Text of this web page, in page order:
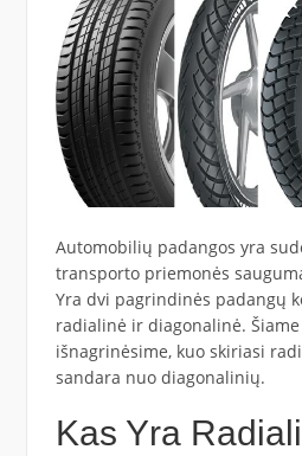
Automobilių padangos yra
transporto priemonės
Yra dvi pagrindinės padangų
radialinė ir diagonalinė.
išnagrinėsime, kuo skiriasi
sandara nuo diagonalinių.
Kas Yra